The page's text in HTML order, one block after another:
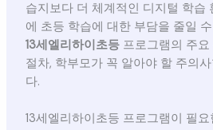
습지보다 더 체계적인 디지털 학습
에 초등 학습에 대한 부담을 줄일
13세엘리하이초등프로그램의 주요
절차, 학부모가 꼭 알아야 할 주의
다.
13세엘리하이초등 프로그램이 필요